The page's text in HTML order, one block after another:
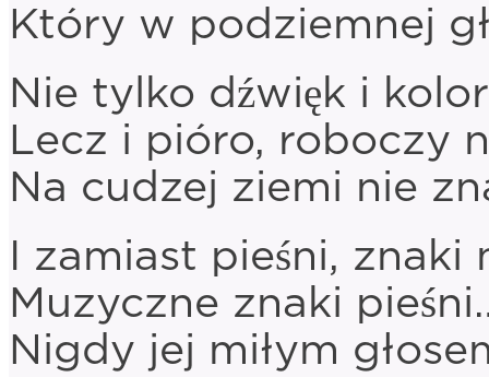
Który w podziemnej
Nie tylko dźwięk i
Lecz i pióro, roboczy
Na cudzej ziemi nie
I zamiast pieśni, znaki
Muzyczne znaki
Nigdy jej miłym